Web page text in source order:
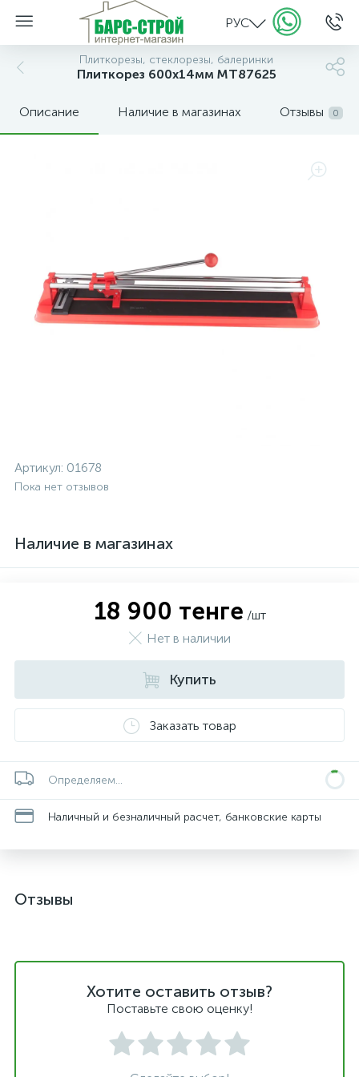
РУС
Плиткорезы, стеклорезы, балеринки
Плиткорез 600х14мм MT87625
Описание Наличие в магазинах Отзывы 0
Артикул: 01678
Пока нет отзывов
Наличие в магазинах
18 900 тенге /шт
Нет в наличии
Купить
Заказать товар
Определяем...
Наличный и безналичный расчет, банковские карты
Отзывы
Хотите оставить отзыв?
Поставьте свою оценку!